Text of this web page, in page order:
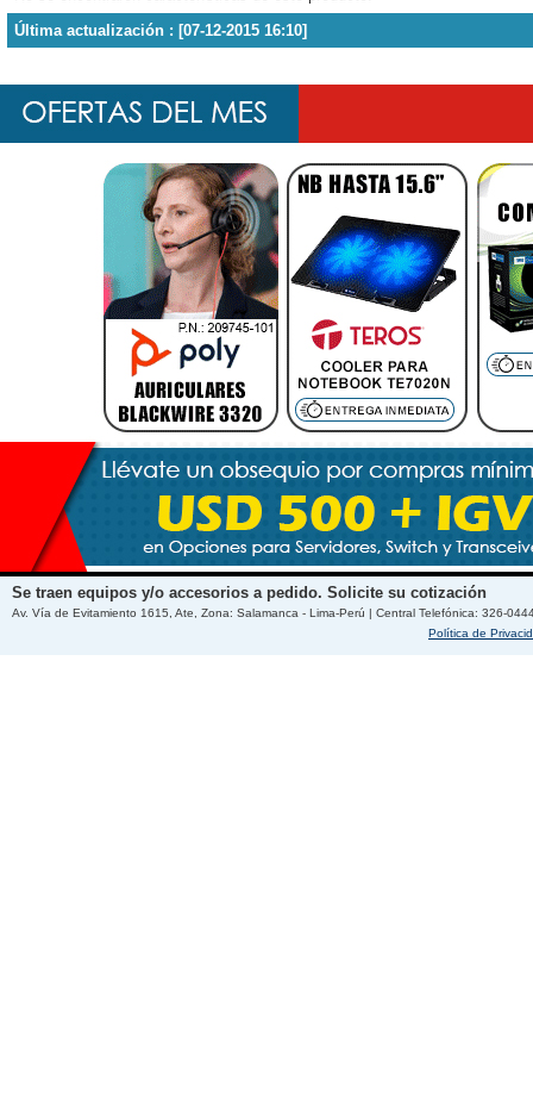
Última actualización : [07-12-2015 16:10]
Se traen equipos y/o accesorios a pedido. Solicite su cotización
Av. Vía de Evitamiento 1615, Ate, Zona: Salamanca - Lima-Perú | Central Telefónica: 326-
Política de